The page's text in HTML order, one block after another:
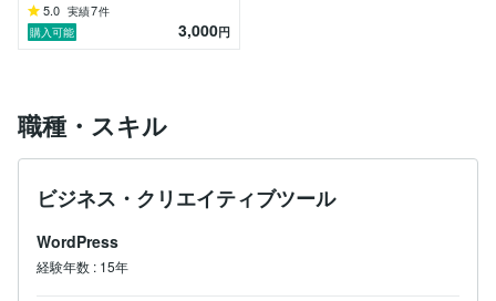
5.0 実績7件
購入可能
3,000円
職種・スキル
ビジネス・クリエイティブツール
WordPress
経験年数 : 15年